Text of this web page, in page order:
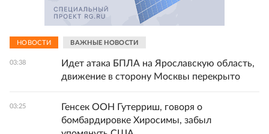
НОВОСТИ ВАЖНЫЕ НОВОСТИ
03:38
Идет атака БПЛА на Ярославскую область,
движение в сторону Москвы перекрыто
03:25
Генсек ООН Гутерриш, говоря о
бомбардировке Хиросимы, забыл